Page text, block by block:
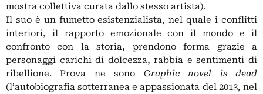
mostra collettiva curata dallo stesso artista).
Il suo è un fumetto esistenzialista, nel quale i conflitti
interiori, il rapporto emozionale con il mondo e il
confronto con la storia, prendono forma grazie a
personaggi carichi di dolcezza, rabbia e sentimenti di
ribellione. Prova ne sono Graphic novel is dead
(l’autobiografia sotterranea e appassionata del 2013, nel